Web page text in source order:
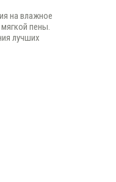
на влажное
пены.
лучших